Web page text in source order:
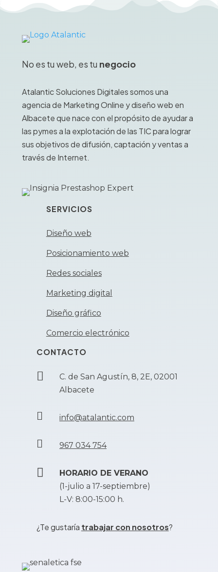
No es tu web, es tu negocio
Atalantic Soluciones Digitales somos una
agencia de Marketing Online y diseño web en
Albacete que nace con el propósito de ayudar a
las pymes a la explotación de las TIC para lograr
sus objetivos de difusión, captación y ventas a
través de Internet.
SERVICIOS
Diseño web
Posicionamiento web
Redes sociales
Marketing digital
Diseño gráfico
Comercio electrónico
CONTACTO

C. de San Agustín, 8, 2E, 02001
Albacete
 info@atalantic.com
 967 034 754

HORARIO DE VERANO
(1-julio a 17-septiembre)
L-V: 8:00-15:00 h.
¿Te gustaría trabajar con nosotros?